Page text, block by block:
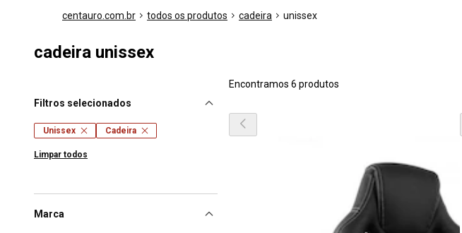
centauro.com.br todos os produtos cadeira unissex
cadeira unissex
Filtros selecionados
Unissex Cadeira
Limpar todos
Marca
Encontramos 6 produtos